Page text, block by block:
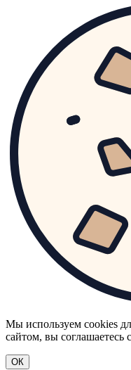
Мы используем cookies
сайтом, вы соглашаетесь с
ОК